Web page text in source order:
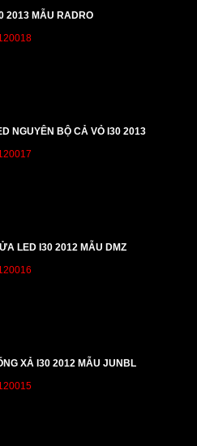
2013 MẪU RADRO
NGUYÊN BỘ CẢ VỎ I30 2013
LED I30 2012 MẪU DMZ
XẢ I30 2012 MẪU JUNBL